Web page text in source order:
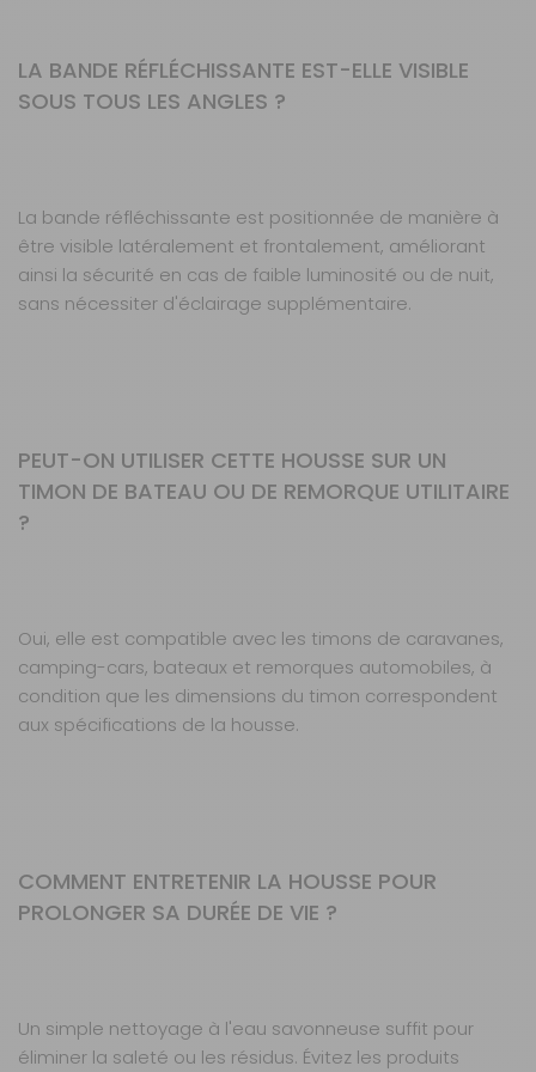
LA BANDE RÉFLÉCHISSANTE EST-ELLE VISIBLE
SOUS TOUS LES ANGLES ?
La bande réfléchissante est positionnée de manière à
être visible latéralement et frontalement, améliorant
ainsi la sécurité en cas de faible luminosité ou de nuit,
sans nécessiter d'éclairage supplémentaire.
PEUT-ON UTILISER CETTE HOUSSE SUR UN
TIMON DE BATEAU OU DE REMORQUE UTILITAIRE
?
Oui, elle est compatible avec les timons de caravanes,
camping-cars, bateaux et remorques automobiles, à
condition que les dimensions du timon correspondent
aux spécifications de la housse.
COMMENT ENTRETENIR LA HOUSSE POUR
PROLONGER SA DURÉE DE VIE ?
Un simple nettoyage à l'eau savonneuse suffit pour
éliminer la saleté ou les résidus. Évitez les produits